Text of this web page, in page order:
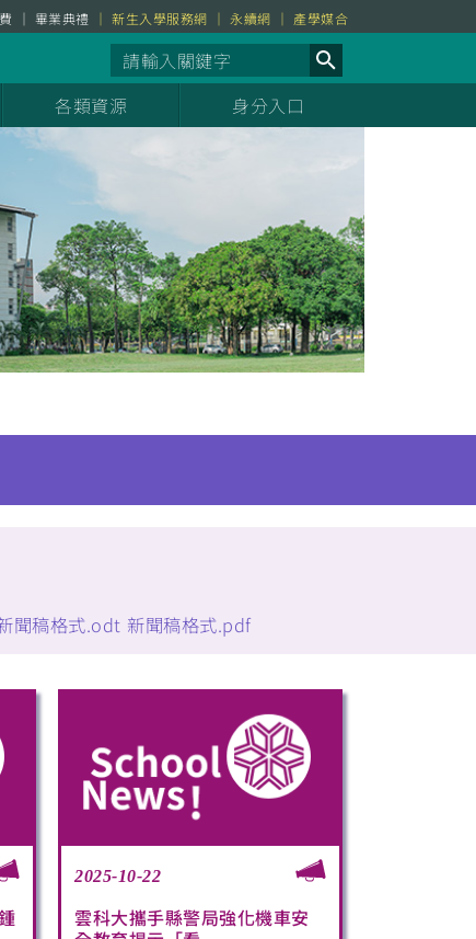
畢業典禮 新生入學服務網 永續網 產學媒合
各類資源 身分入口
聞稿格式.odt 新聞稿格式.pdf
2025-10-22
雲科大攜手縣警局強化機車安